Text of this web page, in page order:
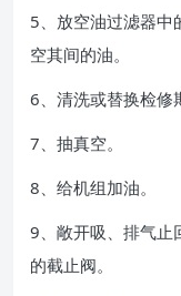
5、放空油过滤器中
空其间的油。
6、清洗或替换检修
7、抽真空。
8、给机组加油。
9、敞开吸、排气止
的截止阀。